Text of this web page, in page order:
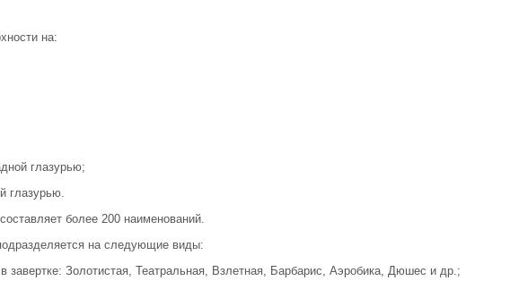
на:
глазурью;
глазурью.
более 200 наименований.
на следующие виды:
завертке: Золотистая, Театральная, Взлетная, Барбарис, Аэробика, Дюшес и др.;